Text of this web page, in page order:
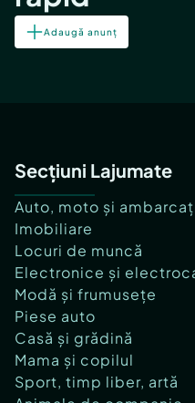
Adaugă anunț
Secțiuni Lajumate
Auto, moto și
Imobiliare
Locuri de muncă
Electronice și
Modă și frumusețe
Piese auto
Casă și grădină
Mama și copilul
Sport, timp liber, artă